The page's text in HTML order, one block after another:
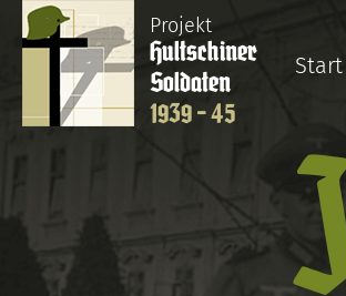
Projekt
Hultschiner
Soldaten
1939 - 45
Start